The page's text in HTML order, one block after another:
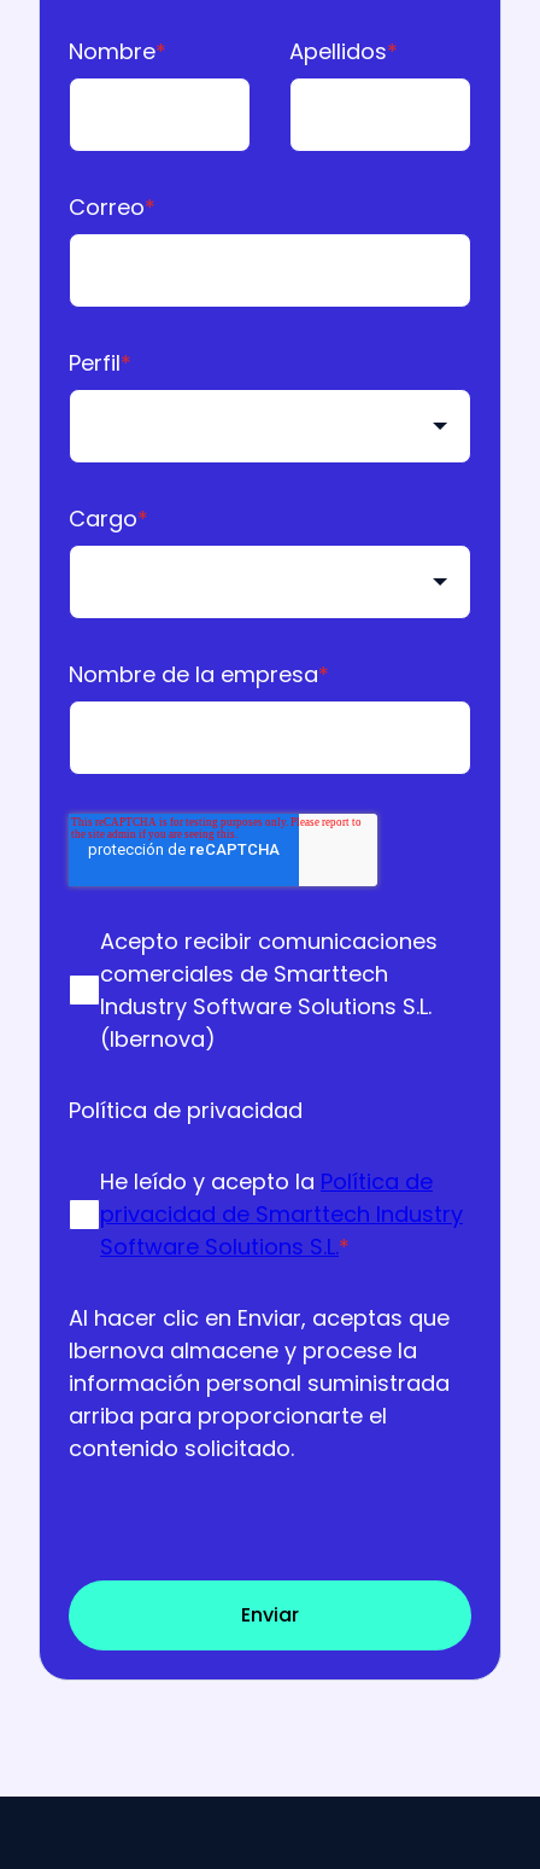
Nombre* Apellidos*
Correo*
Perfil*
Cargo*
Nombre de la empresa*
Acepto recibir comunicaciones
comerciales de Smarttech
Industry Software Solutions S.L.
(Ibernova)
Política de privacidad
He leído y acepto la Política de
privacidad de Smarttech Industry
Software Solutions S.L.*
Al hacer clic en Enviar, aceptas que
Ibernova almacene y procese la
información personal suministrada
arriba para proporcionarte el
contenido solicitado.
Enviar